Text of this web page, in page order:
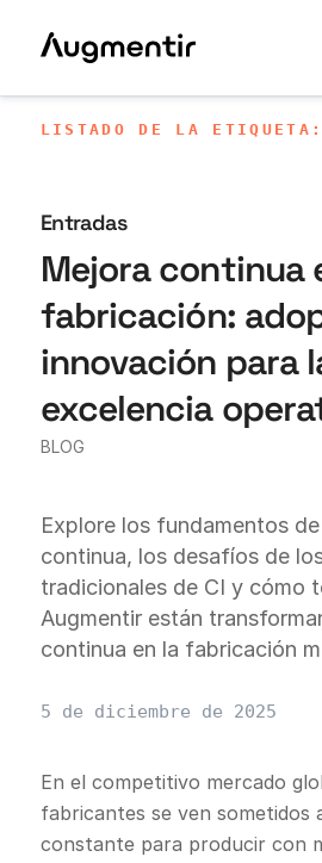
LISTADO DE LA
Entradas
Mejora continua
fabricación:
innovación para
excelencia
BLOG
Explore los fundamentos
continua, los desafíos de
tradicionales de CI y cómo
Augmentir están
continua en la fabricación
5 de diciembre de 2025
En el competitivo mercado
fabricantes se ven sometidos
constante para producir con